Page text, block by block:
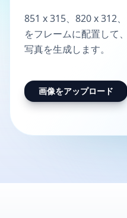
851 x 315、820 x 312
をフレームに配置して
写真を生成します。
画像をアップロード